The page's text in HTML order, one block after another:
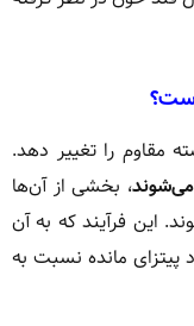
مقاوم را تغییر دهد.
، بخشی از آن‌ها
این فرآیند که به آن
پیتزای مانده نسبت به